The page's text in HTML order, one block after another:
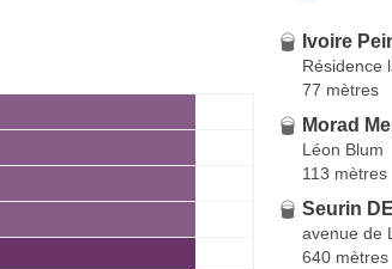
Ivoire
Résidence
77 mètres
Morad
Léon Blum
113 mètres
Seurin
avenue de
640 mètres